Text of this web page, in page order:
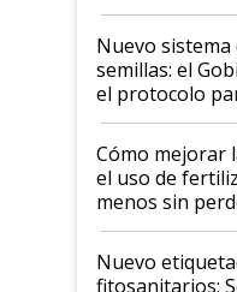
Nuevo
semillas: el
el protocolo
propiedad
Cómo mejorar
el uso de
menos sin
productividad
fina
Nuevo
fitosanitarios: